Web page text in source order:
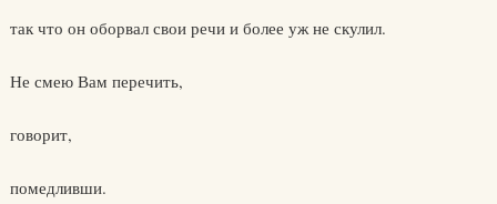
так что он оборвал свои речи и более уж не скулил.
Не смею Вам перечить,
говорит,
помедливши.